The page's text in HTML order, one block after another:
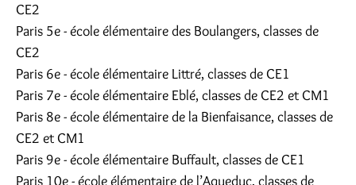
CE2
Paris 5e - école élémentaire des Boulangers, classes de
CE2
Paris 6e - école élémentaire Littré, classes de CE1
Paris 7e - école élémentaire Eblé, classes de CE2 et CM1
Paris 8e - école élémentaire de la Bienfaisance, classes de
CE2 et CM1
Paris 9e - école élémentaire Buffault, classes de CE1
Paris 10e - école élémentaire de l’Aqueduc, classes de